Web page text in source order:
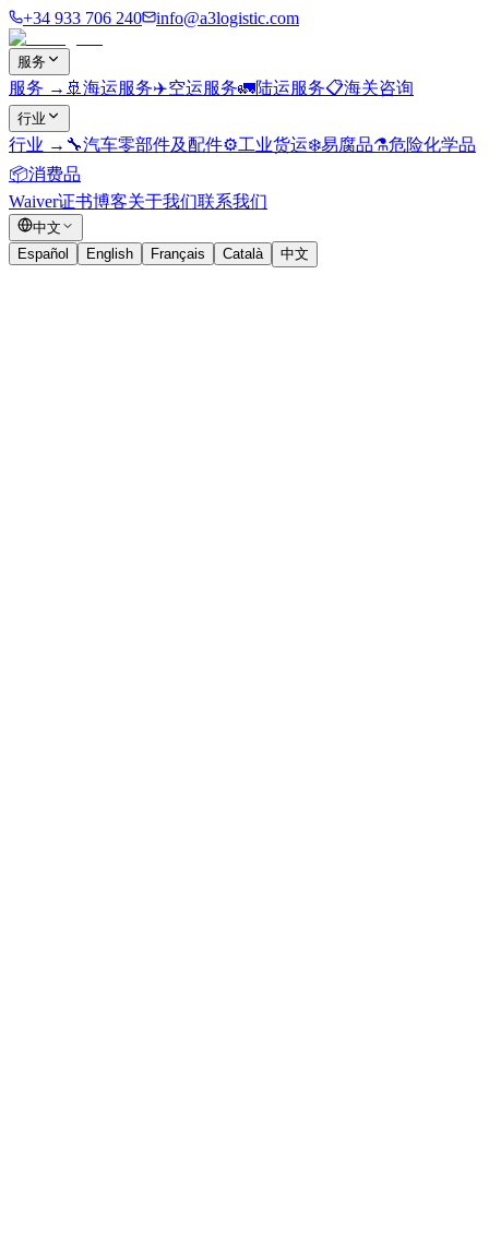
+34 933 706 240 info@a3logistic.com
服务
服务 → 🚢 海运服务✈️空运服务🚛陆运服务📋海关咨询
行业
行业 → 🔧汽车零部件及配件⚙️工业货运❄️易腐品⚗️危险化学品
📦消费品
Waiver证书博客关于我们联系我们
中文
Español
English Français Català 中文